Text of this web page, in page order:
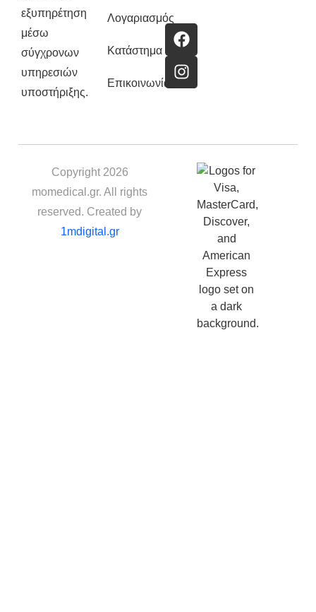
εξυπηρέτηση
μέσω
σύγχρονων
υπηρεσιών
υποστήριξης.
Λογαριασμός
Κατάστημα
Επικοινωνία
Copyright 2026
momedical.gr. All rights
reserved. Created by
1mdigital.gr